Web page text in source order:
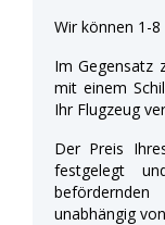
Wir können 1-
Im Gegensatz
mit einem
Ihr Flugzeug
Der Preis
festgelegt
unabhängig